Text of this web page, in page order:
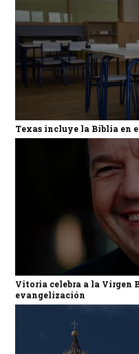
Texas incluye la Biblia en
Vitoria celebra a la Virgen
evangelización